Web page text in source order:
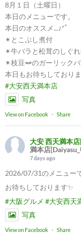
8月１日（土曜日）
本日のメニューです。
本日のオススメ...♪*ﾟ
✴︎とこぶし煮付
✴︎牛バラと松茸のしぐ
✴︎枝豆🫛のガーリック
本日もお待ちしておりま
#大安西天満本店
写真
View on Facebook · Share
大安 西天満本
満本店
7 days ago
2026/07/31のメニュー
お待ちしております✨
#大阪グルメ #大安西天
写真
View on Facebook · Share